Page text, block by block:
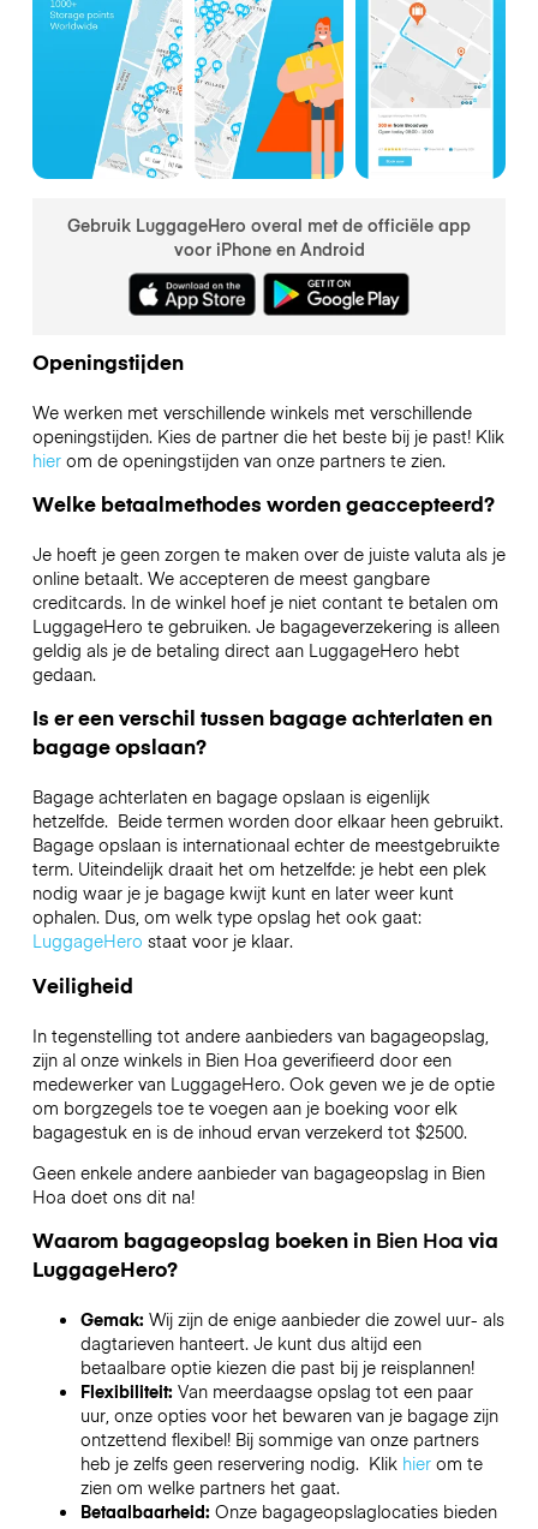
Gebruik LuggageHero overal met de officiële app
voor iPhone en Android
Openingstijden
We werken met verschillende winkels met verschillende
openingstijden. Kies de partner die het beste bij je past! Klik
hierom de openingstijden van onze partners te zien.
Welke betaalmethodes worden geaccepteerd?
Je hoeft je geen zorgen te maken over de juiste valuta als je
online betaalt. We accepteren de meest gangbare
creditcards. In de winkel hoef je niet contant te betalen om
LuggageHero te gebruiken. Je bagageverzekering is alleen
geldig als je de betaling direct aan LuggageHero hebt
gedaan.
Is er een verschil tussen bagage achterlaten en
bagage opslaan?
Bagage achterlaten en bagage opslaan is eigenlijk
hetzelfde. Beide termen worden door elkaar heen gebruikt.
Bagage opslaan is internationaal echter de meestgebruikte
term. Uiteindelijk draait het om hetzelfde: je hebt een plek
nodig waar je je bagage kwijt kunt en later weer kunt
ophalen. Dus, om welk type opslag het ook gaat:
LuggageHero staat voor je klaar.
Veiligheid
In tegenstelling tot andere aanbieders van bagageopslag,
zijn al onze winkels in Bien Hoa geverifieerd door een
medewerker van LuggageHero. Ook geven we je de optie
om borgzegels toe te voegen aan je boeking voor elk
bagagestuk en is de inhoud ervan verzekerd tot $2500.
Geen enkele andere aanbieder van bagageopslag in Bien
Hoa doet ons dit na!
Waarom bagageopslag boeken in Bien Hoa via
LuggageHero?
Gemak: Wij zijn de enige aanbieder die zowel uur- als
dagtarieven hanteert. Je kunt dus altijd een
betaalbare optie kiezen die past bij je reisplannen!
Flexibiliteit: Van meerdaagse opslag tot een paar
uur, onze opties voor het bewaren van je bagage zijn
ontzettend flexibel! Bij sommige van onze partners
heb je zelfs geen reservering nodig. Klik hierom te
zien om welke partners het gaat.
Betaalbaarheid: Onze bagageopslaglocaties bieden